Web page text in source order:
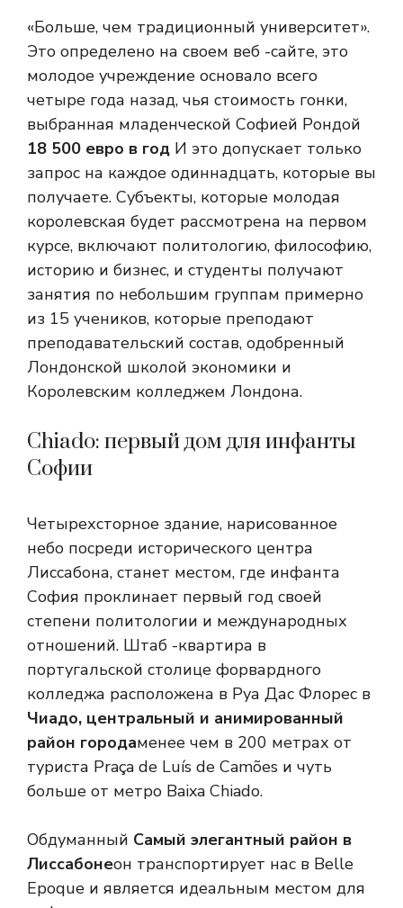
«Больше, чем традиционный университет».
Это определено на своем веб -сайте, это
молодое учреждение основало всего
четыре года назад, чья стоимость гонки,
выбранная младенческой Софией Рондой
18 500 евро в год И это допускает только
запрос на каждое одиннадцать, которые вы
получаете. Субъекты, которые молодая
королевская будет рассмотрена на первом
курсе, включают политологию, философию,
историю и бизнес, и студенты получают
занятия по небольшим группам примерно
из 15 учеников, которые преподают
преподавательский состав, одобренный
Лондонской школой экономики и
Королевским колледжем Лондона.
Chiado: первый дом для инфанты
Софии
Четырехсторное здание, нарисованное
небо посреди исторического центра
Лиссабона, станет местом, где инфанта
София проклинает первый год своей
степени политологии и международных
отношений. Штаб -квартира в
португальской столице форвардного
колледжа расположена в Руа Дас Флорес в
Чиадо, центральный и анимированный
район городаменее чем в 200 метрах от
туриста Praça de Luís de Camões и чуть
больше от метро Baixa Chiado.
Обдуманный Самый элегантный район в
Лиссабонеон транспортирует нас в Belle
Epoque и является идеальным местом для